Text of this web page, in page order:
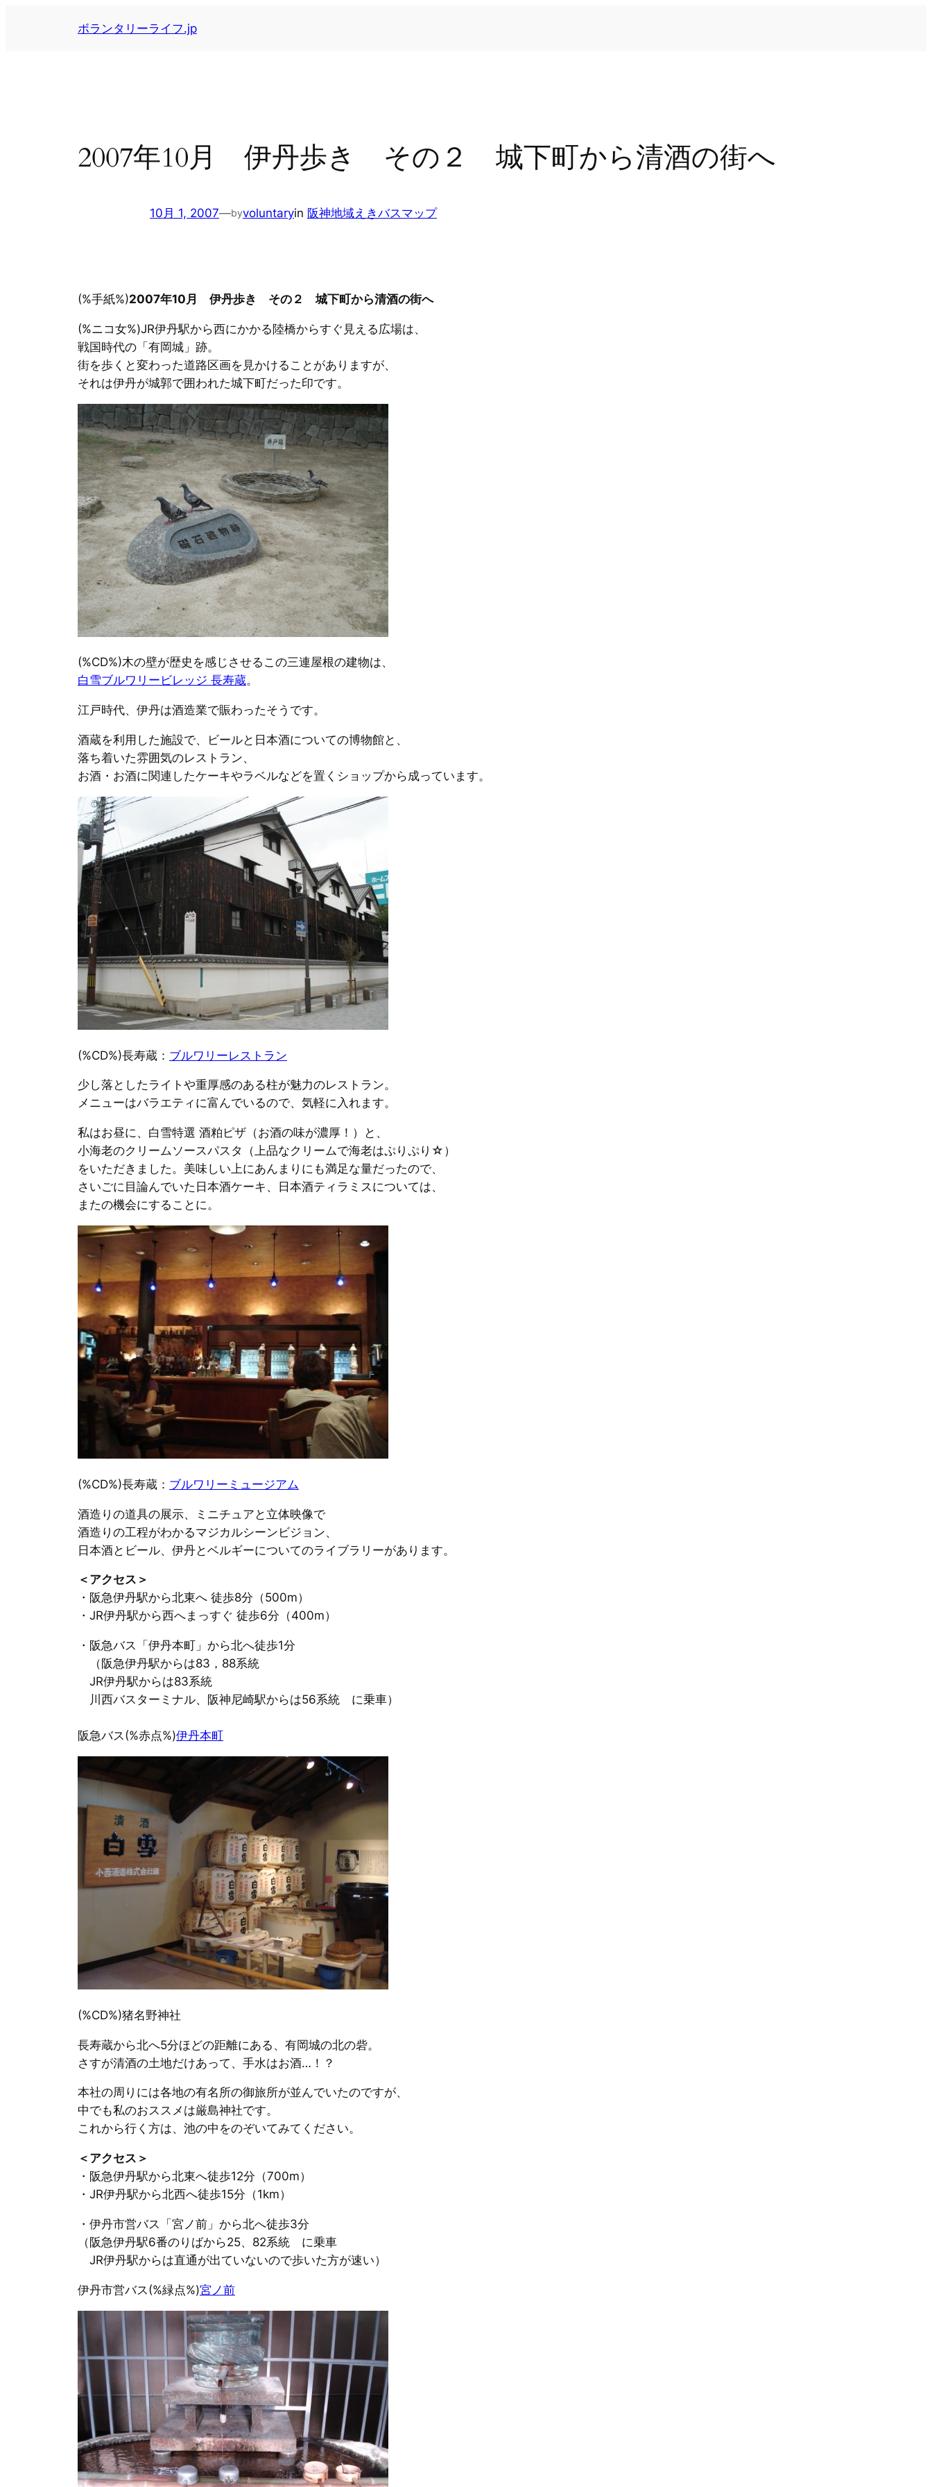
ボランタリーライフ.jp
2007年10月 伊丹歩き その２ 城下町から清酒の街へ
10月 1, 2007—byvoluntaryin 阪神地域えきバスマップ
(%手紙%)2007年10月 伊丹歩き その２ 城下町から清酒の街へ
(%ニコ女%)JR伊丹駅から西にかかる陸橋からすぐ見える広場は、
戦国時代の「有岡城」跡。
街を歩くと変わった道路区画を見かけることがありますが、
それは伊丹が城郭で囲われた城下町だった印です。
(%CD%)木の壁が歴史を感じさせるこの三連屋根の建物は、
白雪ブルワリービレッジ 長寿蔵。
江戸時代、伊丹は酒造業で賑わったそうです。
酒蔵を利用した施設で、ビールと日本酒についての博物館と、
落ち着いた雰囲気のレストラン、
お酒・お酒に関連したケーキやラベルなどを置くショップから成っています。
(%CD%)長寿蔵： ブルワリーレストラン
少し落としたライトや重厚感のある柱が魅力のレストラン。
メニューはバラエティに富んでいるので、気軽に入れます。
私はお昼に、白雪特選 酒粕ピザ（お酒の味が濃厚！）と、
小海老のクリームソースパスタ（上品なクリームで海老はぷりぷり☆）
をいただきました。美味しい上にあんまりにも満足な量だったので、
さいごに目論んでいた日本酒ケーキ、日本酒ティラミスについては、
またの機会にすることに。
(%CD%)長寿蔵： ブルワリーミュージアム
酒造りの道具の展示、ミニチュアと立体映像で
酒造りの工程がわかるマジカルシーンビジョン、
日本酒とビール、伊丹とベルギーについてのライブラリーがあります。
＜アクセス＞
・阪急伊丹駅から北東へ 徒歩8分（500m）
・JR伊丹駅から西へまっすぐ 徒歩6分（400m）
・阪急バス「伊丹本町」から北へ徒歩1分
（阪急伊丹駅からは83，88系統
JR伊丹駅からは83系統
川西バスターミナル、阪神尼崎駅からは56系統 に乗車）
阪急バス(%赤点%)伊丹本町
(%CD%)猪名野神社
長寿蔵から北へ5分ほどの距離にある、有岡城の北の砦。
さすが清酒の土地だけあって、手水はお酒…！？
本社の周りには各地の有名所の御旅所が並んでいたのですが、
中でも私のおススメは厳島神社です。
これから行く方は、池の中をのぞいてみてください。
＜アクセス＞
・阪急伊丹駅から北東へ徒歩12分（700m）
・JR伊丹駅から北西へ徒歩15分（1km）
・伊丹市営バス「宮ノ前」から北へ徒歩3分
（阪急伊丹駅6番のりばから25、82系統 に乗車
JR伊丹駅からは直通が出ていないので歩いた方が速い）
伊丹市営バス(%緑点%)宮ノ前